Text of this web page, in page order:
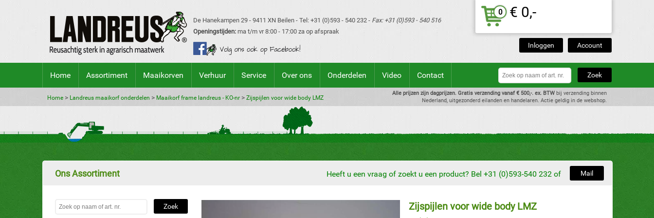
De Hanekampen 29 - 9411 XN Beilen - Tel: +31 (0)593 - 540 232 - Fax: +31 (0)593 - 540 516
Openingstijden: ma t/m vr 8:00 - 17:00 za op afspraak
0 € 0,-
Account
Inloggen
Home Assortiment Maaikorven Verhuur Service Over ons Onderdelen Video Contact
Home > Landreus maaikorf onderdelen > Maaikorf frame landreus - KO-nr > Zijspijlen voor wide body LMZ
Alle prijzen zijn dagprijzen. Gratis verzending vanaf € 500,-. ex. BTW bij verzending binnen
Nederland, uitgezonderd eilanden en handelaren. Actie geldig in de webshop.
Ons Assortiment Mail
Heeft u een vraag of zoekt u een product? Bel +31 (0)593-540 232 of
Zijspijlen voor wide body LMZ